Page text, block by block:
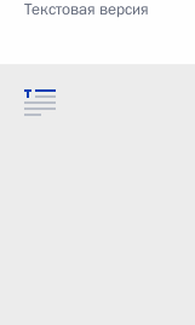
Текстовая версия